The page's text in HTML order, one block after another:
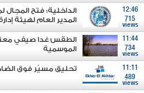
12:46
715
views
الداخلية: فتح
المدير العام لهيئة
11:44
734
views
الطقس غدا صيفي
الموسمية
11:11
489
views
تحليق مسيّر فوق